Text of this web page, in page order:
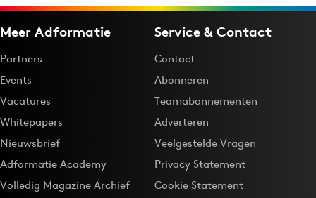
Meer Adformatie
Partners
Events
Vacatures
Whitepapers
Nieuwsbrief
Adformatie Academy
Volledig Magazine Archief
Service & Contact
Contact
Abonneren
Teamabonnementen
Adverteren
Veelgestelde Vragen
Privacy Statement
Cookie Statement